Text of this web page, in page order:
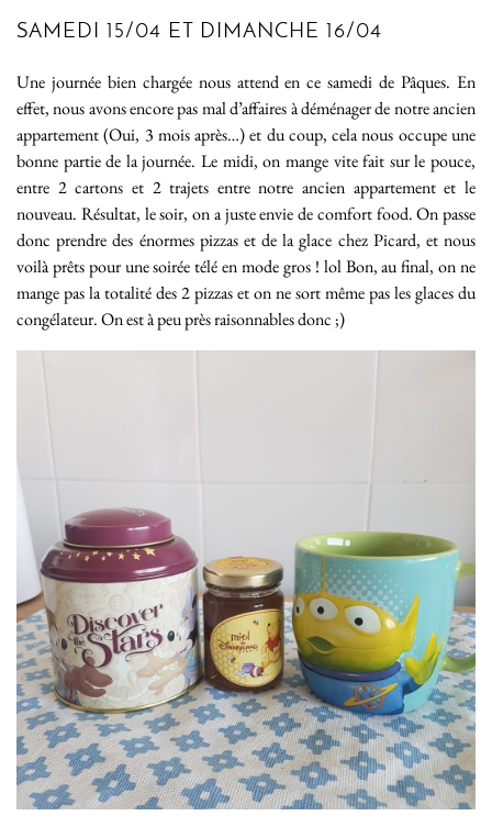
SAMEDI 15/04 ET DIMANCHE 16/04
Une journée bien chargée nous attend en ce samedi de Pâques. En
effet, nous avons encore pas mal d’affaires à déménager de notre ancien
appartement (Oui, 3 mois après…) et du coup, cela nous occupe une
bonne partie de la journée. Le midi, on mange vite fait sur le pouce,
entre 2 cartons et 2 trajets entre notre ancien appartement et le
nouveau. Résultat, le soir, on a juste envie de comfort food. On passe
donc prendre des énormes pizzas et de la glace chez Picard, et nous
voilà prêts pour une soirée télé en mode gros ! lol Bon, au final, on ne
mange pas la totalité des 2 pizzas et on ne sort même pas les glaces du
congélateur. On est à peu près raisonnables donc ;)